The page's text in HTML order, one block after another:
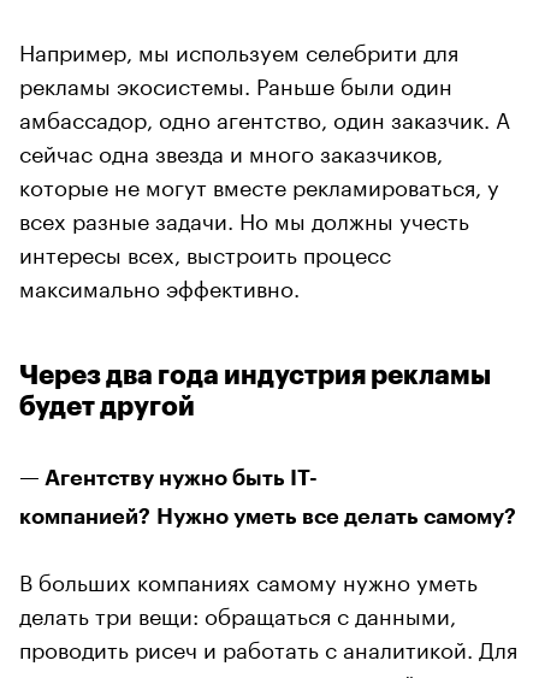
Например, мы используем селебрити для
рекламы экосистемы. Раньше были один
амбассадор, одно агентство, один заказчик. А
сейчас одна звезда и много заказчиков,
которые не могут вместе рекламироваться, у
всех разные задачи. Но мы должны учесть
интересы всех, выстроить процесс
максимально эффективно.
Через два года индустрия рекламы
будет другой
— Агентству нужно быть IT-
компанией? Нужно уметь все делать самому?
В больших компаниях самому нужно уметь
делать три вещи: обращаться с данными,
проводить рисеч и работать с аналитикой. Для